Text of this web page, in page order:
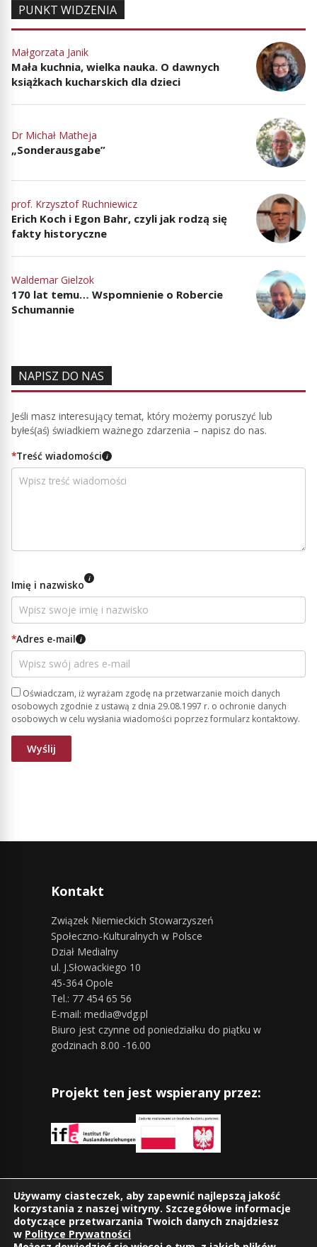
PUNKT WIDZENIA
Małgorzata Janik
Mała kuchnia, wielka nauka. O dawnych
książkach kucharskich dla dzieci
Dr Michał Matheja
„Sonderausgabe”
prof. Krzysztof Ruchniewicz
Erich Koch i Egon Bahr, czyli jak rodzą się
fakty historyczne
Waldemar Gielzok
170 lat temu… Wspomnienie o Robercie
Schumannie
NAPISZ DO NAS
Jeśli masz interesujący temat, który możemy poruszyć lub
byłeś(aś) świadkiem ważnego zdarzenia – napisz do nas.
*Treść wiadomości i
Imię i nazwisko i
*Adres e-mail i
Oświadczam, iż wyrażam zgodę na przetwarzanie moich danych
osobowych zgodnie z ustawą z dnia 29.08.1997 r. o ochronie danych
osobowych w celu wysłania wiadomości poprzez formularz kontaktowy.
Kontakt
Związek Niemieckich Stowarzyszeń
Społeczno-Kulturalnych w Polsce
Dział Medialny
ul. J.Słowackiego 10
45-364 Opole
Tel.: 77 454 65 56
E-mail: media@vdg.pl
Biuro jest czynne od poniedziałku do piątku w
godzinach 8.00 -16.00
Projekt ten jest wspierany przez:
Znajdziesz nas również na:
Używamy ciasteczek, aby zapewnić najlepszą jakość
korzystania z naszej witryny. Szczegółowe informacje
dotyczące przetwarzania Twoich danych znajdziesz
w Polityce Prywatności